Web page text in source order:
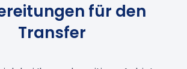
für den
Transfer